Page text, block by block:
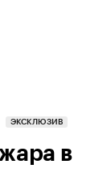
ЭКСКЛЮЗИВ
в